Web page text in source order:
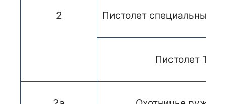
2 Пистолет специальный
Пистолет